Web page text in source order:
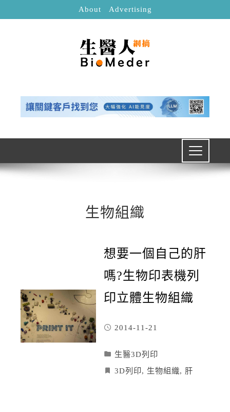
About Advertising
生物組織
想要一個自己的肝
嗎?生物印表機列
印立體生物組織
2014-11-21
生醫3D列印
3D列印, 生物組織, 肝